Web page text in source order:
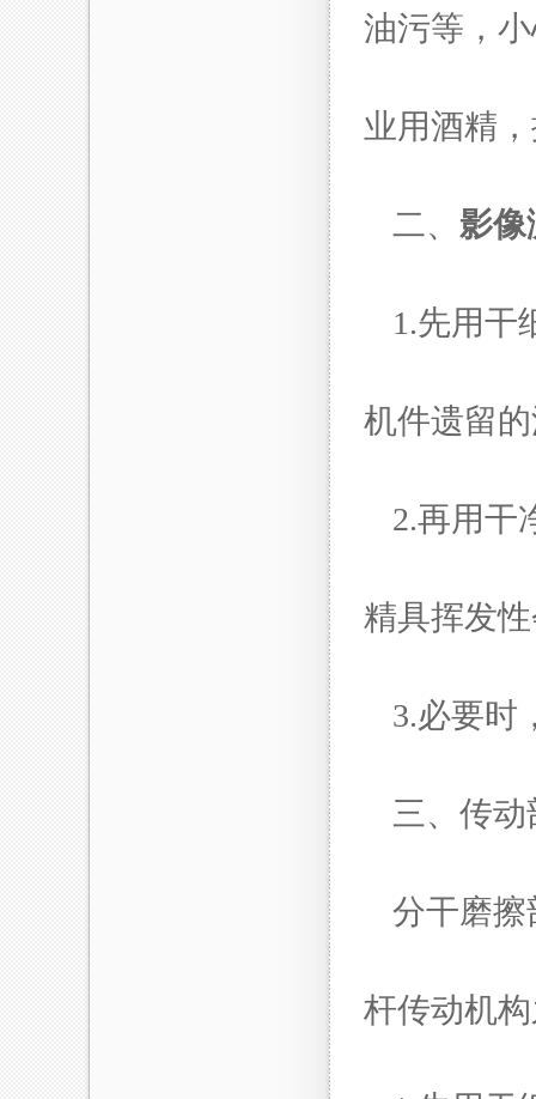
油污等，
业用酒精
二、 影像
1.先用干
机件遗
2.再用干
精具挥发
3.必要
三、传动
分干磨擦
杆传动机